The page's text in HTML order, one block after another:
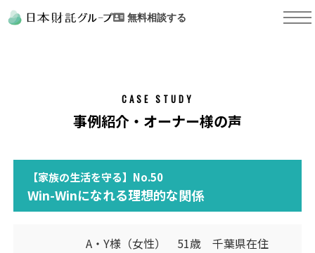
無料相談する
CASE STUDY
事例紹介・オーナー様の声
【家族の生活を守る】No.50
Win-Winになれる理想的な関係
A・Y様（女性） 51歳 千葉県在住